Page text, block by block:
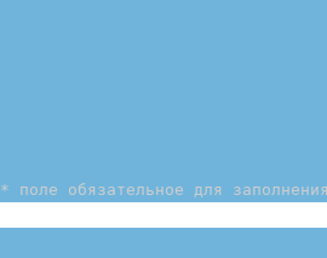
* поле обязательное для